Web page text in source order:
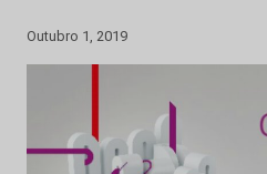
Outubro 1, 2019